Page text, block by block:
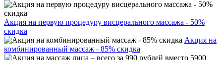
Акция на первую процедуру висцерального массажа - 50%
скидка
Акция на
комбинированный массаж - 85% скидка